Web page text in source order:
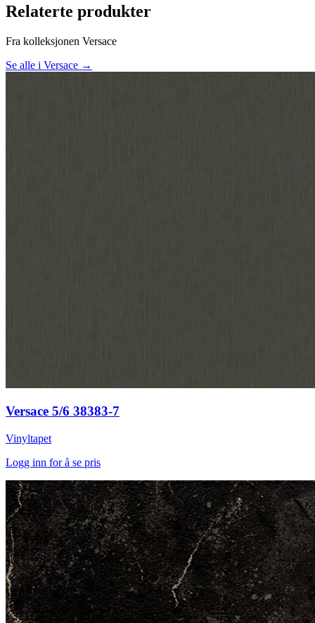
Relaterte produkter
Fra kolleksjonen Versace
Se alle i Versace →
Versace 5/6 38383-7
Vinyltapet
Logg inn for å se pris